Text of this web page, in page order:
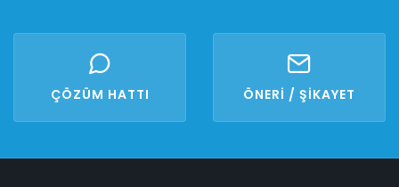
ÇÖZÜM HATTI ÖNERİ / ŞİKAYET